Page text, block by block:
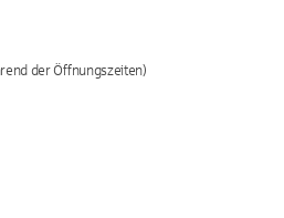
der Öffnungszeiten)